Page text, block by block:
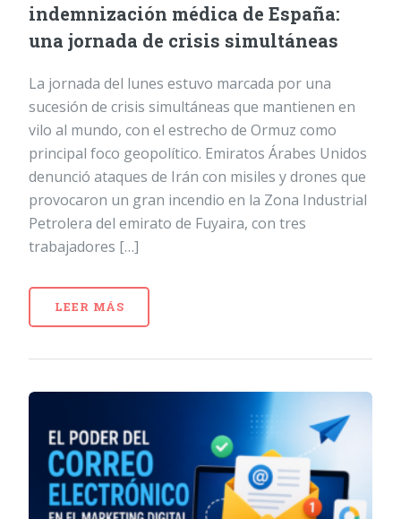
indemnización médica de España:
una jornada de crisis simultáneas
La jornada del lunes estuvo marcada por una
sucesión de crisis simultáneas que mantienen en
vilo al mundo, con el estrecho de Ormuz como
principal foco geopolítico. Emiratos Árabes Unidos
denunció ataques de Irán con misiles y drones que
provocaron un gran incendio en la Zona Industrial
Petrolera del emirato de Fuyaira, con tres
trabajadores […]
LEER MÁS